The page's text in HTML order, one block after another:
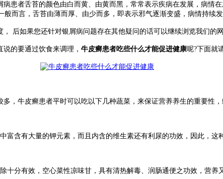
患者舌苔的颜色由白而黄、由黄而黑，常常表示疾病在发展，病情
而言，舌苔由薄而厚、由少而多，即表示邪气逐渐变盛，病情持续
后如果您还针对银屑病问题存在其他疑问的话可以继续浏览我们的
的要通过饮食来调理， 牛皮癣患者吃些什么才能促进健康呢?下面就
，牛皮癣患者平时可以吃以下几种蔬菜，来保证营养养生的重要性
含有大量的钾元素，而且内含的维生素还有利尿的功效，因此，这
分有效，空心菜性凉味甘，具有清热解毒、润肠通便之功效，营养